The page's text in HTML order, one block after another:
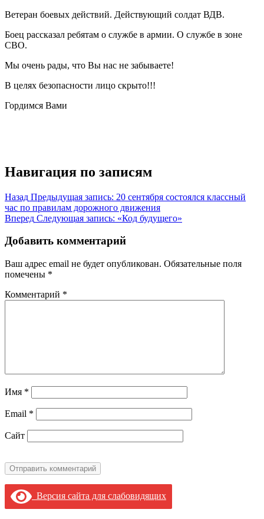
Ветеран боевых действий. Действующий солдат ВДВ.
Боец рассказал ребятам о службе в армии. О службе в зоне
СВО.
Мы очень рады, что Вы нас не забываете!
В целях безопасности лицо скрыто!!!
Гордимся Вами
Навигация по записям
Назад Предыдущая запись: 20 сентября состоялся классный
час по правилам дорожного движения
Вперед Следующая запись: «Код будущего»
Добавить комментарий
Ваш адрес email не будет опубликован. Обязательные поля
помечены *
Комментарий *
Имя *
Email *
Сайт
Версия сайта для слабовидящих